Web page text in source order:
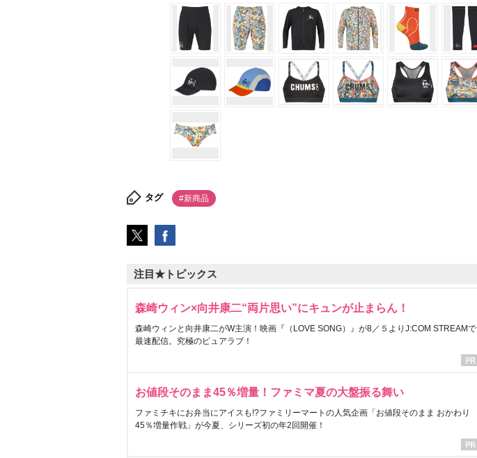
タグ #新商品
注目★トピックス
森崎ウィン×向井康二“両片思い”にキュンが止まらん！
森崎ウィンと向井康二がW主演！映画『（LOVE SONG）』が8／５よりJ:COM STREAMで
最速配信。究極のピュアラブ！
お値段そのまま45％増量！ファミマ夏の大盤振る舞い
ファミチキにお弁当にアイスも!?ファミリーマートの人気企画「お値段そのまま おかわり
45％増量作戦」が今夏、シリーズ初の年2回開催！